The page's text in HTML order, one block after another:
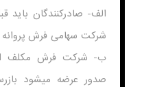
الف- صادرکنندگان باید
شرکت سهامی فرش
ب- شرکت فرش مکلف
صدور عرضه میشود